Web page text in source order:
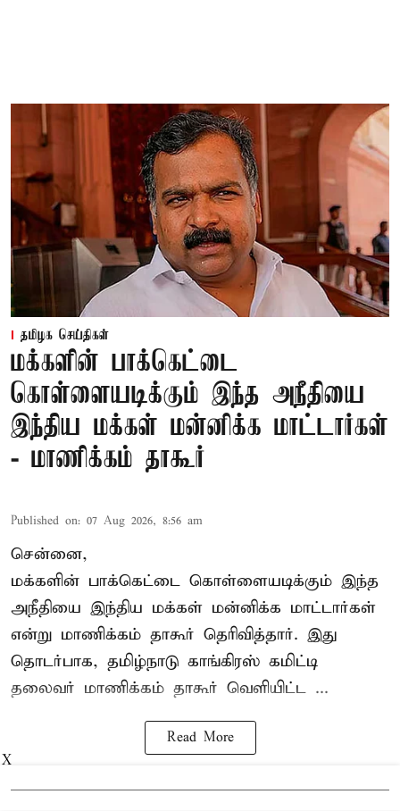
தமிழக செய்திகள்
மக்களின் பாக்கெட்டை
கொள்ளையடிக்கும் இந்த அநீதியை
இந்திய மக்கள் மன்னிக்க மாட்டார்கள்
- மாணிக்கம் தாகூர்
Published on: 07 Aug 2026, 8:56 am
சென்னை,
மக்களின் பாக்கெட்டை கொள்ளையடிக்கும் இந்த
அநீதியை இந்திய மக்கள் மன்னிக்க மாட்டார்கள்
என்று மாணிக்கம் தாகூர் தெரிவித்தார். இது
தொடர்பாக, தமிழ்நாடு காங்கிரஸ் கமிட்டி
தலைவர் மாணிக்கம் தாகூர் வெளியிட்ட ...
Read More
X